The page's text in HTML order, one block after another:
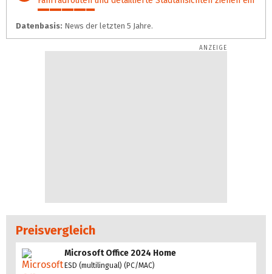
26%
Datenbasis: News der letzten 5 Jahre.
Preisvergleich
Microsoft Office 2024 Home
ESD (multilingual) (PC/MAC)